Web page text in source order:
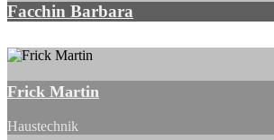
Facchin Barbara
Frick Martin
Haustechnik